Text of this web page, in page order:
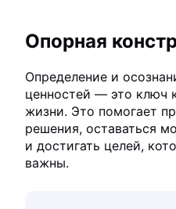
Опорная
Определение и
ценностей — это ключ
жизни. Это помогает
решения, оставаться
и достигать целей,
важны.